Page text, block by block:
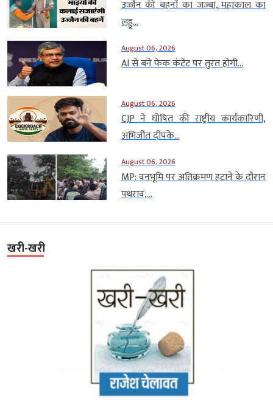
उज्जैन की बहनों का जज्बा, महाकाल का
लड्डू...
August 06, 2026
AI से बने फेक कंटेंट पर तुरंत होगी...
August 06, 2026
CJP ने घोषित की राष्ट्रीय कार्यकारिणी,
अभिजीत दीपके...
August 06, 2026
MP: वनभूमि पर अतिक्रमण हटाने के दौरान
पथराव,...
खरी-खरी